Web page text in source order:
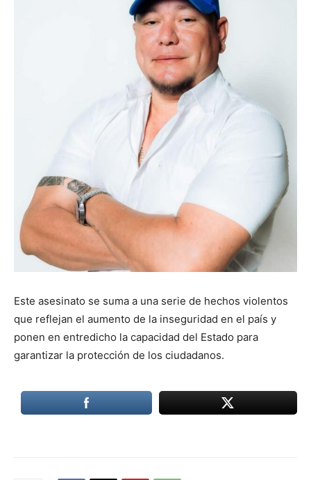
Este asesinato se suma a una serie de hechos violentos
que reflejan el aumento de la inseguridad en el país y
ponen en entredicho la capacidad del Estado para
garantizar la protección de los ciudadanos.